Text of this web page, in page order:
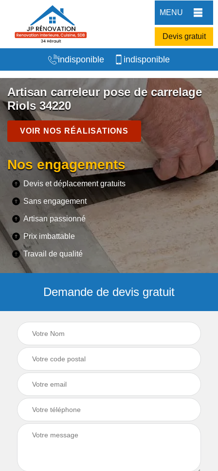
MENU
Devis gratuit
indisponible indisponible
Artisan carreleur pose de carrelage
Riols 34220
VOIR NOS RÉALISATIONS
Nos engagements
Devis et déplacement gratuits
Sans engagement
Artisan passionné
Prix imbattable
Travail de qualité
Demande de devis gratuit